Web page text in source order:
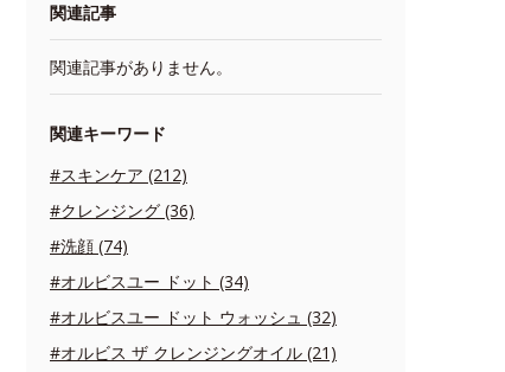
関連記事
関連記事がありません。
関連キーワード
#スキンケア (212)
#クレンジング (36)
#洗顔 (74)
#オルビスユー ドット (34)
#オルビスユー ドット ウォッシュ (32)
#オルビス ザ クレンジングオイル (21)